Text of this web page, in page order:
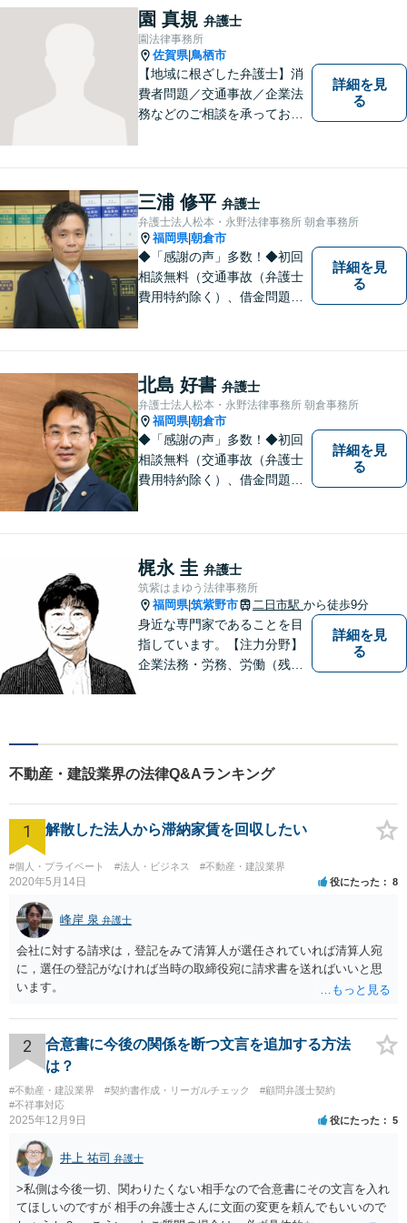
案いたします。【債務整理・
残業代請求については初回面
談無料】【土日祝・夜間相談
可】
園 真規 弁護士
園法律事務所
佐賀県|鳥栖市
【地域に根ざした弁護士】消
費者問題／交通事故／企業法
務などのご相談を承っており
ければ可能な限り相談をお受
けしております。まずはお気
軽にお問い合わせください。
詳細を見
る
三浦 修平 弁護士
弁護士法人松本・永野法律事務所 朝倉事務所
福岡県|朝倉市
◆「感謝の声」多数！◆初回
相談無料（交通事故（弁護士
費用特約除く）、借金問題、
績（令和1～7年合計）
詳細を見
る
北島 好書 弁護士
弁護士法人松本・永野法律事務所 朝倉事務所
福岡県|朝倉市
◆「感謝の声」多数！◆初回
相談無料（交通事故（弁護士
費用特約除く）、借金問題、
◆11260件の相談実績（令和1
～7年合計）
詳細を見
る
梶永 圭 弁護士
筑紫はまゆう法律事務所
福岡県|筑紫野市 二日市駅 から徒歩9分
身近な専門家であることを目
指しています。【注力分野】
企業法務・労務、労働（残
詳細を見
る
不動産・建設業界の法律Q&Aランキング
1 解散した法人から滞納家賃を回収したい
#個人・プライベート #法人・ビジネス #不動産・建設業界
2020年5月14日 役にたった 8
峰岸 泉 弁護士
会社に対する請求は，登記をみて清算人が選任されていれば清算人宛
に，選任の登記がなければ当時の取締役宛に請求書を送ればいいと思
います。
2
合意書に今後の関係を断つ文言を追加する方法
は？
#不動産・建設業界 #契約書作成・リーガルチェック
#顧問弁護士契約
#不祥事対応
2025年12月9日 役にたった 5
井上 祐司 弁護士
>私側は今後一切、関わりたくない相手なので合意書にその文言を入れ
てほしいのですが 相手の弁護士さんに文面の変更を頼んでもいいので